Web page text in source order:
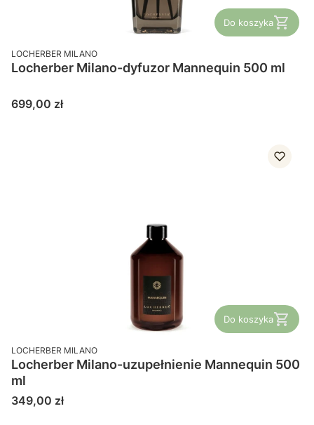
Do koszyka
PRODUCENT
LOCHERBER MILANO
Locherber Milano-dyfuzor Mannequin 500 ml
Cena
699,00 zł
Do koszyka
PRODUCENT
LOCHERBER MILANO
Locherber Milano-uzupełnienie Mannequin 500
ml
Cena
349,00 zł